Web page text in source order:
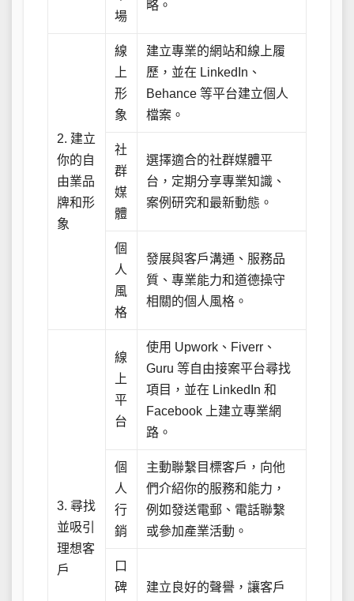
場
略。
2. 建立
你的自
由業品
牌和形
象
線
上
形
象
建立專業的網站和線上履
歷，並在 LinkedIn、
Behance 等平台建立個人
檔案。
社
群
媒
體
選擇適合的社群媒體平
台，定期分享專業知識、
案例研究和最新動態。
個
人
風
格
發展與客戶溝通、服務品
質、專業能力和道德操守
相關的個人風格。
3. 尋找
並吸引
理想客
戶
線
上
平
台
使用 Upwork、Fiverr、
Guru 等自由接案平台尋找
項目，並在 LinkedIn 和
Facebook 上建立專業網
路。
個
人
行
銷
主動聯繫目標客戶，向他
們介紹你的服務和能力，
例如發送電郵、電話聯繫
或參加產業活動。
口
碑
建立良好的聲譽，讓客戶